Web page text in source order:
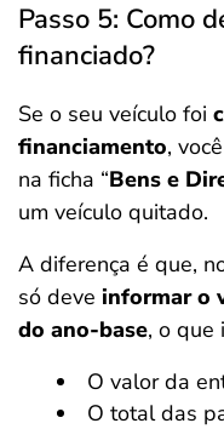
Passo 5: Como
financiado?
Se o seu veículo foi
financiamento,
na ficha “Bens e
um veículo quitado.
A diferença é que,
só deve informar o
do ano-base, o que
O valor da
O total das